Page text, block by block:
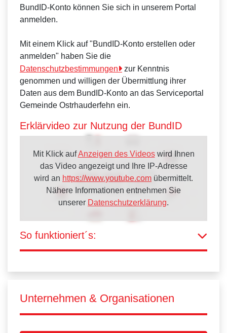
BundID-Konto können Sie sich in unserem Portal
anmelden.
Mit einem Klick auf "BundID-Konto erstellen oder
anmelden" haben Sie die
Datenschutzbestimmungen
zur Kenntnis
genommen und willigen der Übermittlung ihrer
Daten aus dem BundID-Konto an das Serviceportal
Gemeinde Ostrhauderfehn ein.
Erklärvideo zur Nutzung der BundID
Mit Klick aufAnzeigen des Videoswird Ihnen
das Video angezeigt und Ihre IP-Adresse
wird an https://www.youtube.com übermittelt.
Nähere Informationen entnehmen Sie
unserer Datenschutzerklärung.
So funktioniert´s:
Unternehmen & Organisationen